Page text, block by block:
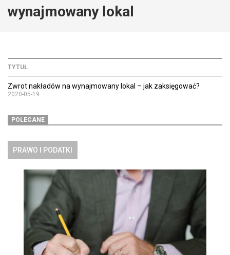
wynajmowany lokal
TYTUŁ
Zwrot nakładów na wynajmowany lokal – jak zaksięgować?
2020-05-19
POLECANE
PRAWO I PODATKI